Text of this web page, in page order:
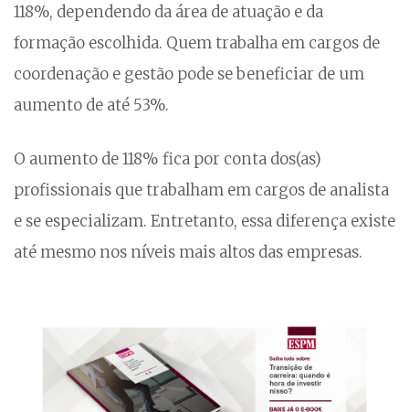
118%, dependendo da área de atuação e da
formação escolhida. Quem trabalha em cargos de
coordenação e gestão pode se beneficiar de um
aumento de até 53%.
O aumento de 118% fica por conta dos(as)
profissionais que trabalham em cargos de analista
e se especializam. Entretanto, essa diferença existe
até mesmo nos níveis mais altos das empresas.